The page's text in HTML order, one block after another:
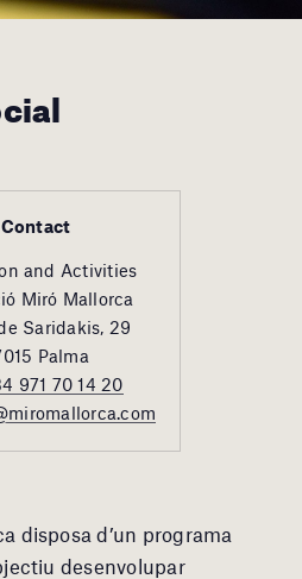
Contact
and Activities
Miró Mallorca
Saridakis, 29
Palma
971 70 14 20
disposa d’un programa
desenvolupar